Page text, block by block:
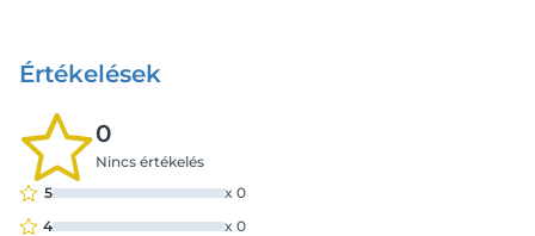
Értékelések
0
Nincs értékelés
5
x 0
4
x 0